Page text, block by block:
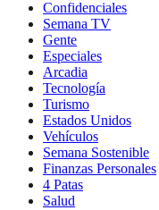
Confidenciales
Semana TV
Gente
Especiales
Arcadia
Tecnología
Turismo
Estados Unidos
Vehículos
Semana Sostenible
Finanzas Personales
4 Patas
Salud